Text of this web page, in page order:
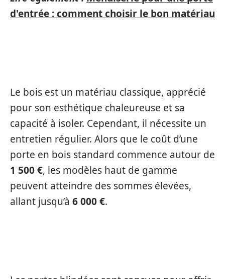
d'entrée : comment choisir le bon matériau
Le bois est un matériau classique, apprécié
pour son esthétique chaleureuse et sa
capacité à isoler. Cependant, il nécessite un
entretien régulier. Alors que le coût d’une
porte en bois standard commence autour de
1 500 €, les modèles haut de gamme
peuvent atteindre des sommes élevées,
allant jusqu’à 6 000 €.